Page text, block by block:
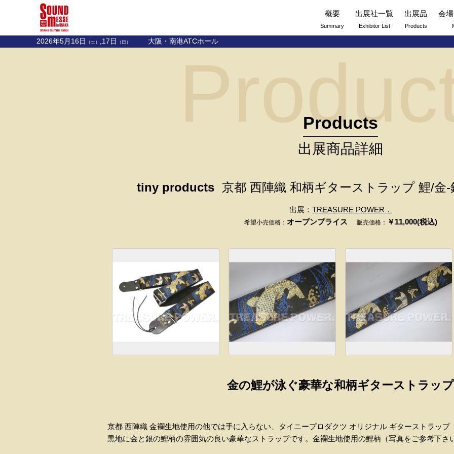
概要
Summary
出展社一覧
Exhibitor List
出展品
Products
会
2026年5月16日 （土） ,17日 （日） 大阪・南港ATCホール
Products
出展商品詳細
tiny products 京都 西陣織 和柄ギターストラップ 鯉/金-
出展： TREASURE POWER．
希望小売価格： オープンプライス 販売価格： ￥11,000(税込)
金の鯉が泳ぐ豪華な和柄ギターストラップ
京都 西陣織 金襴生地使用の他では手に入らない、タイニープロダクツ オリジナル ギターストラップ
黒地に金と銀の鯉柄の雰囲気の良い豪華なストラップです。金襴生地使用の鯉柄（写真をご参考下さ